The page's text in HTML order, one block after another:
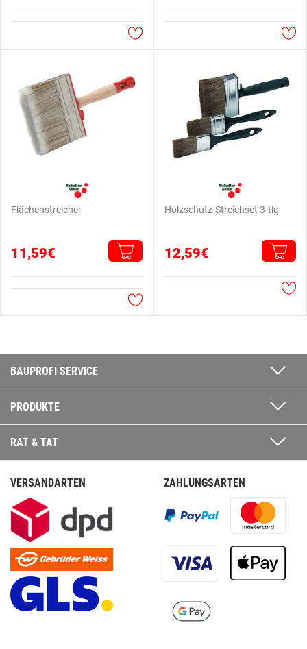
Flächenstreicher
11,59€
Holzschutz-Streichset 3-tlg
12,59€
BAUPROFI SERVICE
PRODUKTE
RAT & TAT
VERSANDARTEN ZAHLUNGSARTEN